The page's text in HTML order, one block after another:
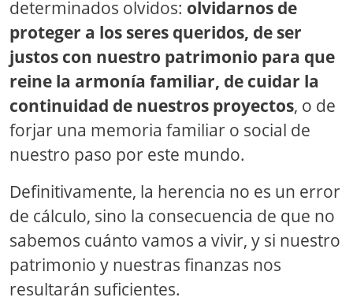
determinados olvidos: olvidarnos de
proteger a los seres queridos, de ser
justos con nuestro patrimonio para que
reine la armonía familiar, de cuidar la
continuidad de nuestros proyectos, o de
forjar una memoria familiar o social de
nuestro paso por este mundo.
Definitivamente, la herencia no es un error
de cálculo, sino la consecuencia de que no
sabemos cuánto vamos a vivir, y si nuestro
patrimonio y nuestras finanzas nos
resultarán suficientes.